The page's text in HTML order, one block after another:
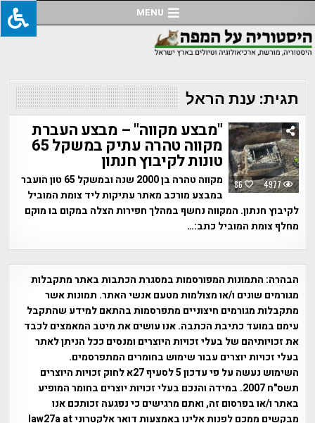
to
content
MENU
תגית: ענת הראל
86 4977
"מבצע מקווה" – מבצע העברת
מקווה טהרה עתיק במשקל 65
טונות לקיבוץ חנתון
מקווה טהרה בן 2000 שנה ובמשקל 65 טון הועבר
במבצע מורכב מאתר עתיקות ליד צומת המוביל
לקיבוץ חנתון. המקווה נחשף במהלך חפירות הצלה במקום בו מוקם
מחלף צומת המוביל כתב:…
הבהרה: התמונות המפורסמות במסגרת הכתבות באתר מתקבלות
מגורמים שונים ו/או מצולמות מטעם אנשי האתר. תמונות אשר
מתקבלות מגורמים חיצוניים מתפרסמות בהתאם למידע שהתקבל
עימם במועד כתיבת הכתבה. אנו עושים את מיטב המאמצים לכבד
את זכויותיהם של בעלי זכויות היוצרים ומנסים ככל הניתן לאתר
בעלי זכויות יוצרים עבור שימוש בחומרים המתפרסמים.
השימוש נעשה על פי עדכון 5 לסעיף 27א לחוק זכויות היוצרים
תשס"ח 2007. במידה והנכם בעלי זכויות יוצרים בחומר המופיע
באתר ו/או בפרסום זה, ואתם מרגישים כי נפגעה זכותכם אנו
מבקשים ממכם לפנות אלינו באמצעות דואר אלקטרוני law27a at